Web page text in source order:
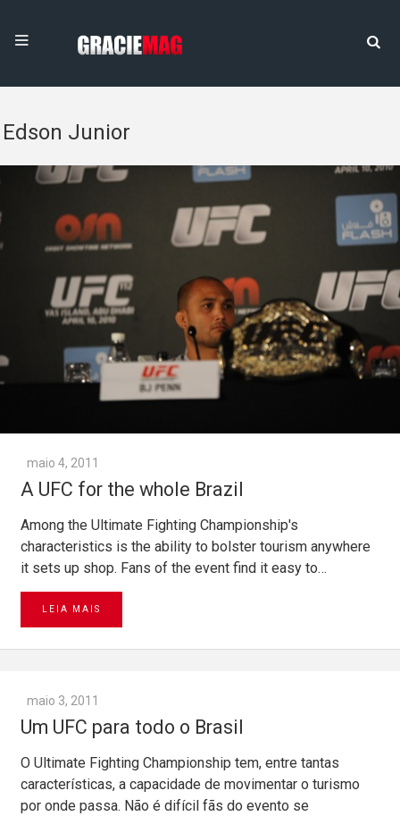
Edson Junior
maio 4, 2011
A UFC for the whole Brazil
Among the Ultimate Fighting Championship's
characteristics is the ability to bolster tourism anywhere
it sets up shop. Fans of the event find it easy to…
LEIA MAIS
maio 3, 2011
Um UFC para todo o Brasil
O Ultimate Fighting Championship tem, entre tantas
características, a capacidade de movimentar o turismo
por onde passa. Não é difícil fãs do evento se